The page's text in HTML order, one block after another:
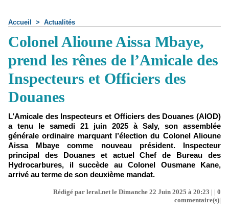
Accueil > Actualités
Colonel Alioune Aissa Mbaye,
prend les rênes de l’Amicale des
Inspecteurs et Officiers des
Douanes
L’Amicale des Inspecteurs et Officiers des Douanes (AIOD)
a tenu le samedi 21 juin 2025 à Saly, son assemblée
générale ordinaire marquant l’élection du Colonel Alioune
Aissa Mbaye comme nouveau président. Inspecteur
principal des Douanes et actuel Chef de Bureau des
Hydrocarbures, il succède au Colonel Ousmane Kane,
arrivé au terme de son deuxième mandat.
Rédigé par leral.net le Dimanche 22 Juin 2025 à 20:23 | | 0
commentaire(s)|